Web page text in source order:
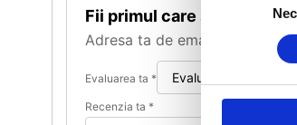
Fii primul care scrii o
Adresa ta de email nu va fi
Evaluarea ta *
Recenzia ta *